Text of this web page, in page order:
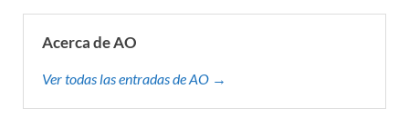
Acerca de AO
Ver todas las entradas de AO →